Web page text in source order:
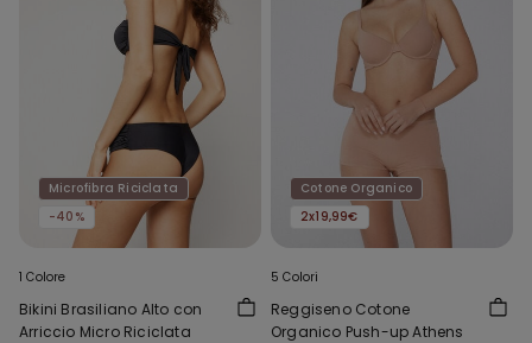
Microfibra Riciclata
-40%
1 Colore
Bikini Brasiliano Alto con
Arriccio Micro Riciclata
Cotone Organico
2x19,99€
5 Colori
Reggiseno Cotone
Organico Push-up Athens